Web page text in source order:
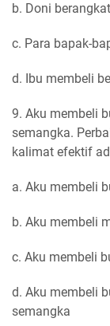
b. Doni
c. Para bapak-
d. Ibu membeli
9. Aku membeli
semangka.
kalimat efektif
a. Aku membeli
b. Aku membeli
c. Aku membeli
d. Aku membeli
semangka